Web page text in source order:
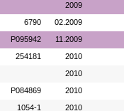
2009
6790 02.2009
P095942 11.2009
254181 2010
2010
P084869 2010
1054-1 2010